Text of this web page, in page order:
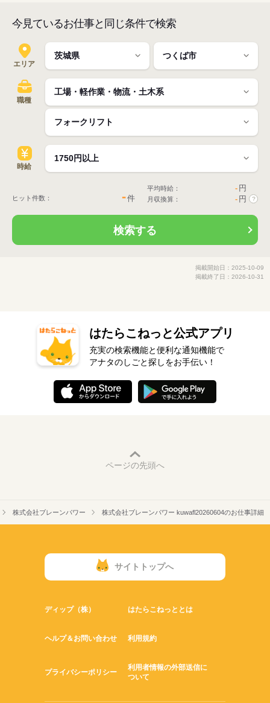
今見ているお仕事と同じ条件で検索
エリア
職種
時給
ヒット件数： -件
平均時給： - 円
月収換算： - 円 ?
検索する
掲載開始日：2025-10-09
掲載終了日：2026-10-31
はたらこねっと公式アプリ
充実の検索機能と便利な通知機能で
アナタのしごと探しをお手伝い！
ページの先頭へ
株式会社ブレーンパワー 株式会社ブレーンパワー kuwafl20260604のお仕事詳細
サイトトップへ
ディップ（株） はたらこねっととは
ヘルプ＆お問い合わせ 利用規約
プライバシーポリシー
利用者情報の外部送信に
ついて